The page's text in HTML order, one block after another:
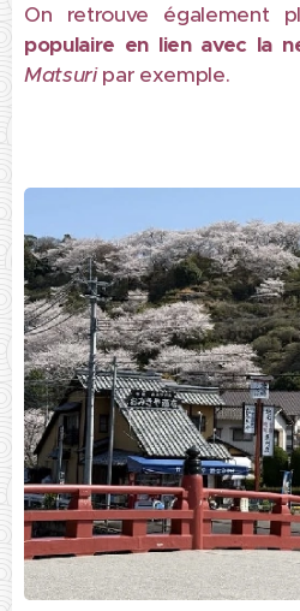
On retrouve également
populaire en lien avec la
Matsuripar exemple.